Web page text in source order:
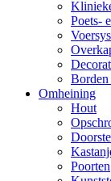
Poets-
Borden
Omheining
Hout
Poorten